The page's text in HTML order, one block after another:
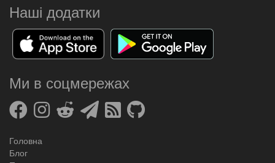
Наші додатки
Ми в соцмережах
Головна
Блог